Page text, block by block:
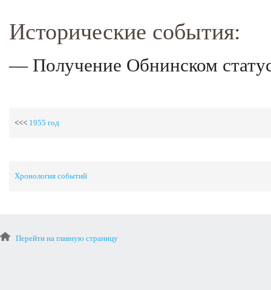
Исторические события:
— Получение Обнинском
<<< 1955 год
Хронология событий
Перейти на главную страницу